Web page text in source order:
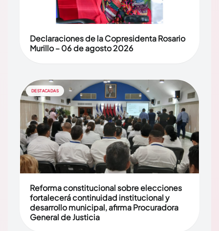
Declaraciones de la Copresidenta Rosario
Murillo – 06 de agosto 2026
DESTACADAS
Reforma constitucional sobre elecciones
fortalecerá continuidad institucional y
desarrollo municipal, afirma Procuradora
General de Justicia